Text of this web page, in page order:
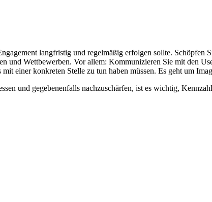
langfristig und regelmäßig erfolgen sollte. Schöpfen
und Wettbewerben. Vor allem: Kommunizieren Sie mit den
einer konkreten Stelle zu tun haben müssen. Es geht um
und gegebenenfalls nachzuschärfen, ist es wichtig,